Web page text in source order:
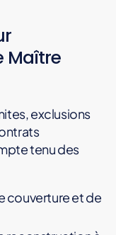
Maître
exclusions
tenu des
couverture et de